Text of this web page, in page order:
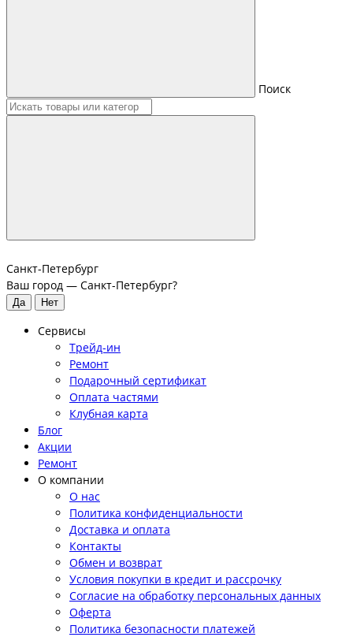
Поиск
Санкт-Петербург
Ваш город — Санкт-Петербург?
Сервисы
Трейд-ин
Ремонт
Подарочный сертификат
Оплата частями
Клубная карта
Блог
Акции
Ремонт
О компании
О нас
Политика конфиденциальности
Доставка и оплата
Контакты
Обмен и возврат
Условия покупки в кредит и рассрочку
Согласие на обработку персональных данных
Оферта
Политика безопасности платежей